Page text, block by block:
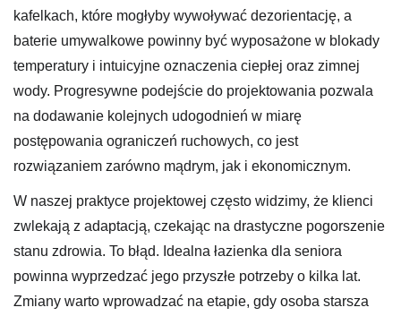
kafelkach, które mogłyby wywoływać dezorientację, a
baterie umywalkowe powinny być wyposażone w blokady
temperatury i intuicyjne oznaczenia ciepłej oraz zimnej
wody. Progresywne podejście do projektowania pozwala
na dodawanie kolejnych udogodnień w miarę
postępowania ograniczeń ruchowych, co jest
rozwiązaniem zarówno mądrym, jak i ekonomicznym.
W naszej praktyce projektowej często widzimy, że klienci
zwlekają z adaptacją, czekając na drastyczne pogorszenie
stanu zdrowia. To błąd. Idealna łazienka dla seniora
powinna wyprzedzać jego przyszłe potrzeby o kilka lat.
Zmiany warto wprowadzać na etapie, gdy osoba starsza